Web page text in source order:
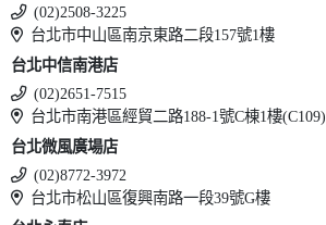
(02)2508-3225
台北市中山區南京東路二段157號1樓
台北中信南港店
(02)2651-7515
台北市南港區經貿二路188-1號C棟1樓(C109)
台北微風廣場店
(02)8772-3972
台北市松山區復興南路一段39號G樓